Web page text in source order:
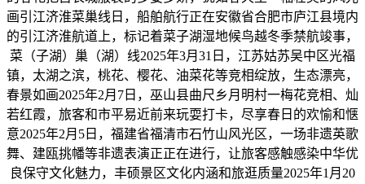
画引江济淮菜巢线日，船舶航行正在安徽省合肥市庐江县境内
的引江济淮航道上，标记着菜子湖湿地候鸟越冬季禁航竣事，
菜（子湖）巢（湖）线2025年3月31日，江苏姑苏吴中区光福
镇，太湖之滨，桃花、樱花、油菜花等竞相绽放，生态漂亮，
春景如画2025年2月7日，巫山县曲尺乡月明村一梅花竞相、灿
若红霞，旅客和市平易近前来玩耍打卡，尽享春日的欢愉和惬
意2025年2月5日，福建省福清市石竹山风光区，一场非遗英歌
舞、建瓯挑幡等非遗表演正正在进行，让旅客感触感染中华优
良保守文化魅力，丰硕景区文化内涵和旅逛质量2025年1月20